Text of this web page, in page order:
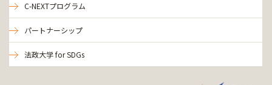
C-NEXTプログラム
パートナーシップ
法政大学 for SDGs